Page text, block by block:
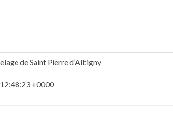
de Saint Pierre d’Albigny
+0000